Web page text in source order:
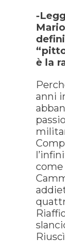
-
è la
anni
come